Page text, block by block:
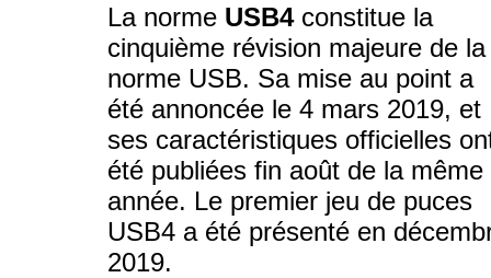
La norme USB4constitue la
cinquième révision majeure de la
norme USB. Sa mise au point a
été annoncée le 4 mars 2019, et
ses caractéristiques officielles
été publiées fin août de la même
année. Le premier jeu de puces
USB4 a été présenté en
2019.